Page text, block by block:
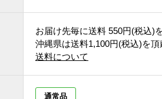
お届け先毎に送料 550円(税込)
沖縄県は送料1,100円(税込)を
送料について
通常品